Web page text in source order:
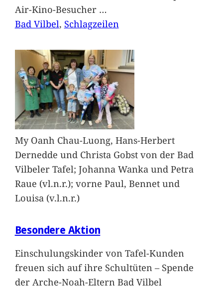
Air-Kino-Besucher …
Bad Vilbel, Schlagzeilen
My Oanh Chau-Luong, Hans-Herbert
Dernedde und Christa Gobst von der Bad
Vilbeler Tafel; Johanna Wanka und Petra
Raue (vl.n.r.); vorne Paul, Bennet und
Louisa (v.l.n.r.)
Besondere Aktion
Einschulungskinder von Tafel-Kunden
freuen sich auf ihre Schultüten – Spende
der Arche-Noah-Eltern Bad Vilbel